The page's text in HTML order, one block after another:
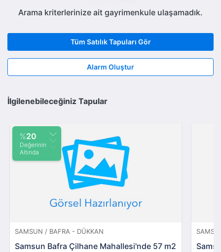
Arama kriterlerinize ait gayrimenkule ulaşamadık.
Tüm Satılık Tapuları Gör
Alarm Oluştur
İlgilenebileceğiniz Tapular
%20
Değerinin
Altında
SAMSUN / BAFRA - DÜKKAN
Samsun Bafra Çilhane Mahallesi'nde 57 m2